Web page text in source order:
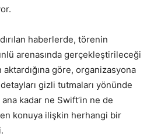
haberlerde, törenin
arenasında gerçekleştirileceği
göre, organizasyona
gizli tutmaları yönünde
kadar ne Swift’in ne de
konuya ilişkin herhangi bir